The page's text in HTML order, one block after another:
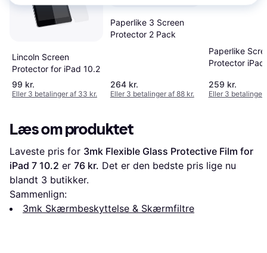
Lincoln Screen
Protector for iPad 10.2
99 kr.
Eller 3 betalinger af 33 kr.
Paperlike 3 Screen
Protector 2 Pack
264 kr.
Eller 3 betalinger af 88 kr.
Paperlike
Protector iPad
259 kr.
Eller 3 betalinger
Læs om produktet
Laveste pris for 3mk Flexible Glass Protective Film for
iPad 7 10.2 er 76 kr. Det er den bedste pris lige nu
blandt 3 butikker.
Sammenlign:
3mk Skærmbeskyttelse & Skærmfiltre